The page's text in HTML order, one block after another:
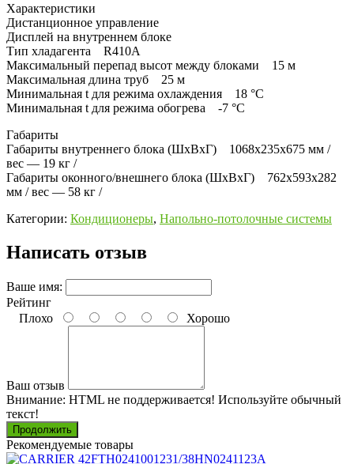
Характеристики
Дистанционное управление
Дисплей на внутреннем блоке
Тип хладагента R410А
Максимальный перепад высот между блоками 15 м
Максимальная длина труб 25 м
Минимальная t для режима охлаждения 18 °C
Минимальная t для режима обогрева -7 °C
Габариты
Габариты внутреннего блока (ШхВхГ) 1068x235x675 мм /
вес — 19 кг /
Габариты оконного/внешнего блока (ШхВхГ) 762x593x282
мм / вес — 58 кг /
Категории: Кондиционеры, Напольно-потолочные системы
Написать отзыв
Ваше имя:
Рейтинг
Плохо
Хорошо
Ваш отзыв
Внимание: HTML не поддерживается! Используйте обычный
текст!
Продолжить
Рекомендуемые товары